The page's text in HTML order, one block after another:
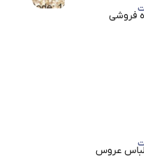
فروشی
عروس